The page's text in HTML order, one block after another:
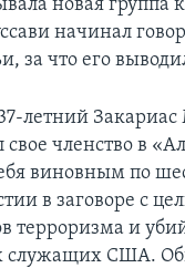
новая группа
начинал
за что его
летний Закариас
членство в
виновным по
в заговоре с
терроризма и
служащих США.